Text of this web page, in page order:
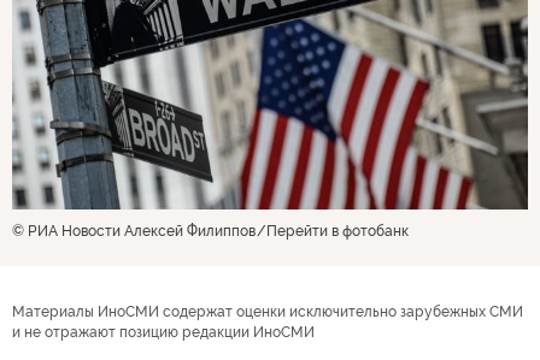
© РИА Новости Алексей Филиппов Перейти в фотобанк
Материалы ИноСМИ содержат оценки исключительно зарубежных СМИ
и не отражают позицию редакции ИноСМИ